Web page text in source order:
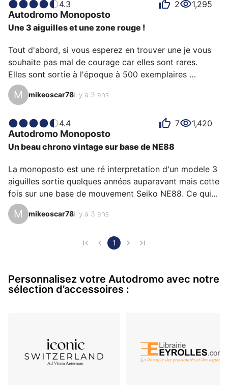
possesseurs. Certains la décrivent comme addictive,
d'autres comme belle ou confidentielle et chacun a
des raisons personnelles d’aimer sa Monoposto pour
son émotion, son design ou encore sa précision.
4.3 2 1,295
Autodromo Monoposto
Une 3 aiguilles et une zone rouge !
Tout d'abord, si vous esperez en trouver une je vous
souhaite pas mal de courage car elles sont rares.
Elles sont sortie à l'époque à 500 exemplaires
seulement (250 fond blanc / 250 fond noir).
Il s'agit du tout premier modèle automatique vendu
mouvement Miyota 821A.
On voit que le fondateur à l'art du détail, puisqu'il
pousse le vice à faire produire une masselote gravée
boite avec des formes inspirées de l'au…
M mikeoscar78il y a 3 ans
4.4 7 1,420
Autodromo Monoposto
Un beau chrono vintage sur base de NE88
La monoposto est une ré interpretation d'un modele 3
aiguilles sortie quelques années auparavant mais cette
fois sur une base de mouvement Seiko NE88. Ce qui
est intéressant c'est que ce mouvement comporte une
roue a colonne - rare pour cette gamme de prix. La
lisible. Le colori bleu/jaune est très originale et attire
plus petit detail (ex : la boucle de bra…
M mikeoscar78il y a 3 ans
1
Personnalisez votre Autodromo avec notre
sélection d’accessoires :